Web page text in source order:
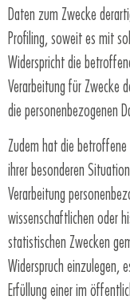
Daten zum Zwecke
Profiling, soweit es mit
Widerspricht die
Verarbeitung für Zwecke
die personenbezogenen
Zudem hat die betroffene
ihrer besonderen
Verarbeitung
wissenschaftlichen oder
statistischen Zwecken
Widerspruch einzulegen,
Erfüllung einer im